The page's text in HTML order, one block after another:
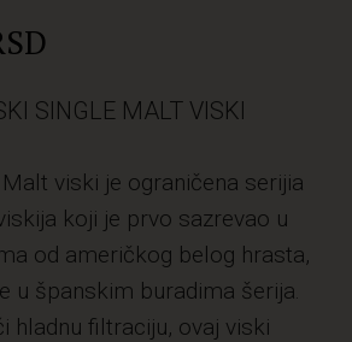
SINGLE MALT VISKI
viski je ograničena serijia
koji je prvo sazrevao u
od američkog belog hrasta,
u španskim buradima šerija.
hladnu filtraciju, ovaj viski